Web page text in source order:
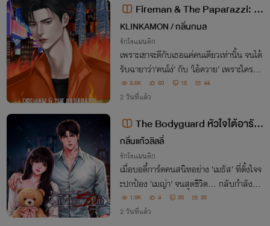
Fireman & The Paparazzi: เพ
ลิงรักปมฉาว
KLINKAMON / กลิ่นกมล
รักโรแมนติก
เพราะเขาจะดีกับเธอแค่คนเดียวเท่านั้น จนได้
รับฉายาว่า‘คนโง่’ กับ ‘ไอ้ควาย’ เพราะใครก็บ
อกว่าเขาโดนหลอกใช้ แต่ใครจะรู้ที่เขาทำลงไ
ปก็เพราะว่ารัก
3.6K 60 15 44
2 วันที่แล้ว
The Bodyguard หัวใจใต้อารัก
ขา
กลิ่นแก้วลิลลี่
รักโรแมนติก
เมื่อบอดี้การ์ดคนสนิทอย่าง ‘เมธัส’ ที่ตั้งใจจ
ะปกป้อง ‘เมญ่า’ จนสุดชีวิต… กลับกำลังทำ
ให้เธอเสียใจ และร้องไห้อยู่แบบนี้ “พี่อย่าผลั
กไสญ่าได้ไหม? ในเมื่อก็ไม่มีใครดูแลญ่าได้ดี
1.9K 4 35 35
2 วันที่แล้ว